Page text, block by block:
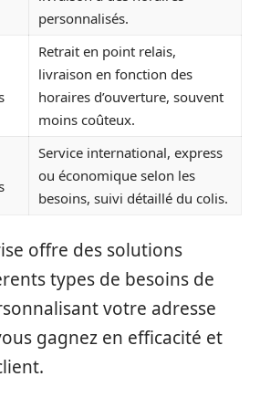
personnalisés.
Retrait en point relais,
livraison en fonction des
horaires d’ouverture, souvent
moins coûteux.
Service international, express
ou économique selon les
besoins, suivi détaillé du colis.
offre des solutions
types de besoins de
votre adresse
gagnez en efficacité et